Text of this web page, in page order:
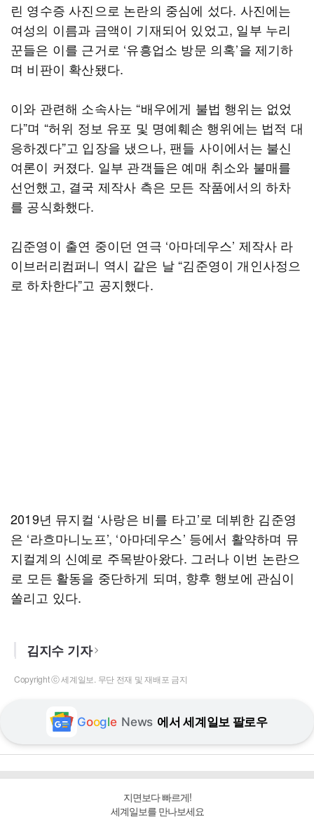
린 영수증 사진으로 논란의 중심에 섰다. 사진에는
여성의 이름과 금액이 기재되어 있었고, 일부 누리
꾼들은 이를 근거로 ‘유흥업소 방문 의혹’을 제기하
며 비판이 확산됐다.
이와 관련해 소속사는 “배우에게 불법 행위는 없었
다”며 “허위 정보 유포 및 명예훼손 행위에는 법적 대
응하겠다”고 입장을 냈으나, 팬들 사이에서는 불신
여론이 커졌다. 일부 관객들은 예매 취소와 불매를
선언했고, 결국 제작사 측은 모든 작품에서의 하차
를 공식화했다.
김준영이 출연 중이던 연극 ‘아마데우스’ 제작사 라
이브러리컴퍼니 역시 같은 날 “김준영이 개인사정으
로 하차한다”고 공지했다.
2019년 뮤지컬 ‘사랑은 비를 타고’로 데뷔한 김준영
은 ‘라흐마니노프’, ‘아마데우스’ 등에서 활약하며 뮤
지컬계의 신예로 주목받아왔다. 그러나 이번 논란으
로 모든 활동을 중단하게 되며, 향후 행보에 관심이
쏠리고 있다.
김지수 기자
Copyright ⓒ 세계일보. 무단 전재 및 재배포 금지
Google News 에서 세계일보 팔로우
지면보다 빠르게!
세계일보를 만나보세요